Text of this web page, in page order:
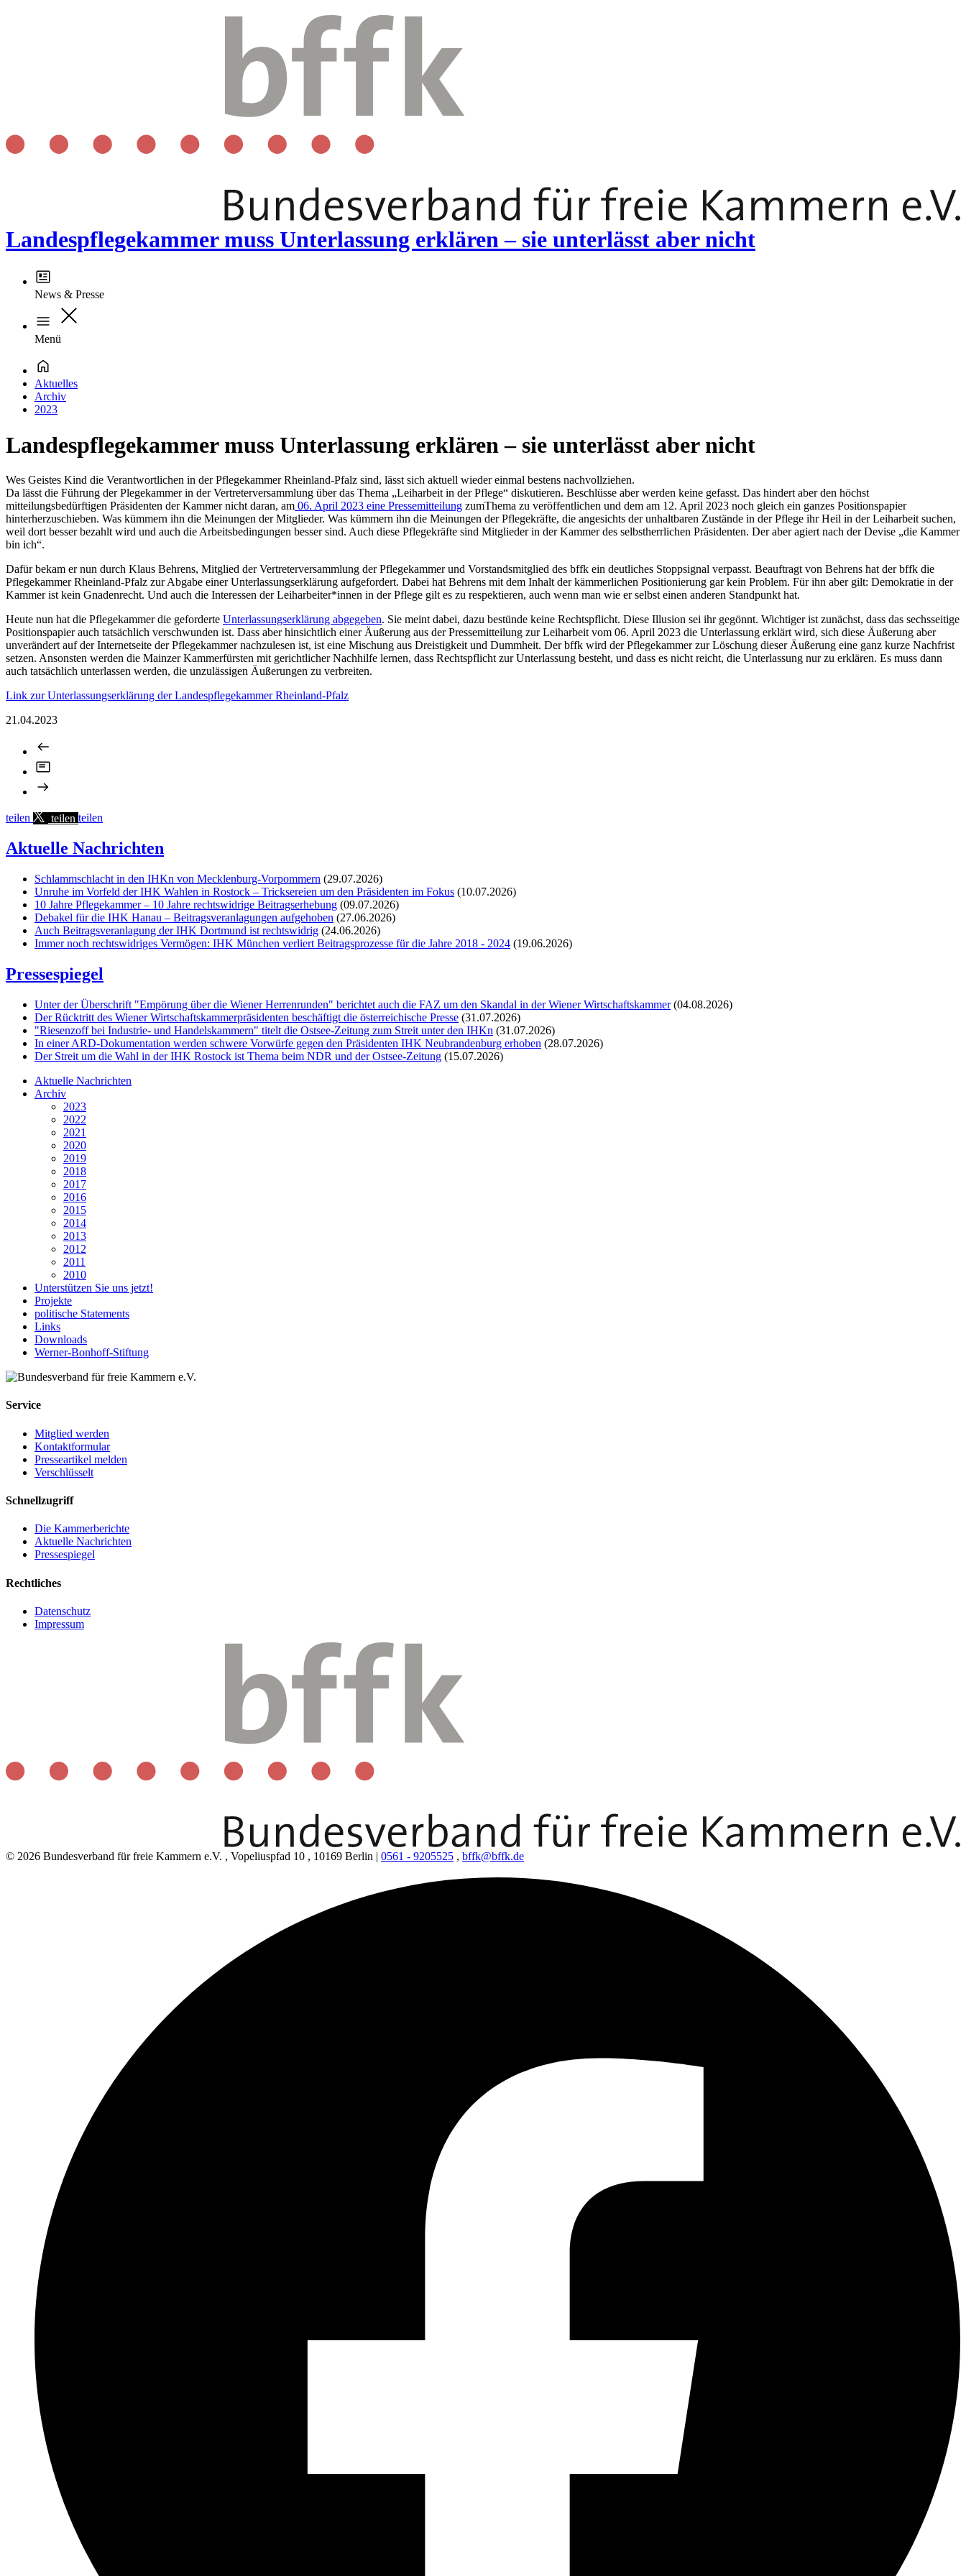
Landespflegekammer muss Unterlassung erklären – sie unterlässt aber nicht
News & Presse
Menü
Aktuelles
Archiv
2023
Landespflegekammer muss Unterlassung erklären – sie unterlässt aber nicht
Wes Geistes Kind die Verantwortlichen in der Pflegekammer Rheinland-Pfalz sind, lässt sich aktuell wieder einmal bestens nachvollziehen.
Da lässt die Führung der Plegekammer in der Vertreterversammlung über das Thema „Leiharbeit in der Pflege“ diskutieren. Beschlüsse aber werden keine gefasst. Das hindert aber den höchst
mitteilungsbedürftigen Präsidenten der Kammer nicht daran, am 06. April 2023 eine Pressemitteilung zumThema zu veröffentlichen und dem am 12. April 2023 noch gleich ein ganzes Positionspapier
hinterherzuschieben. Was kümmern ihn die Meinungen der Mitglieder. Was kümmern ihn die Meinungen der Pflegekräfte, die angesichts der unhaltbaren Zustände in der Pflege ihr Heil in der Leiharbeit suchen,
weil dort besser bezahlt wird und auch die Arbeitsbedingungen besser sind. Auch diese Pflegekräfte sind Mitglieder in der Kammer des selbstherrlichen Präsidenten. Der aber agiert nach der Devise „die Kammer
bin ich“.
Dafür bekam er nun durch Klaus Behrens, Mitglied der Vertreterversammlung der Pflegekammer und Vorstandsmitglied des bffk ein deutliches Stoppsignal verpasst. Beauftragt von Behrens hat der bffk die
Pflegekammer Rheinland-Pfalz zur Abgabe einer Unterlassungserklärung aufgefordert. Dabei hat Behrens mit dem Inhalt der kämmerlichen Positionierung gar kein Problem. Für ihn aber gilt: Demokratie in der
Kammer ist kein Gnadenrecht. Und auch die Interessen der Leiharbeiter*innen in der Pflege gilt es zu respektieren, auch wenn man wie er selbst einen anderen Standpunkt hat.
Heute nun hat die Pflegekammer die geforderte Unterlassungserklärung abgegeben. Sie meint dabei, dazu bestünde keine Rechtspflicht. Diese Illusion sei ihr gegönnt. Wichtiger ist zunächst, dass das sechsseitige
Positionspapier auch tatsächlich verschwunden ist. Dass aber hinsichtlich einer Äußerung aus der Pressemitteilung zur Leiharbeit vom 06. April 2023 die Unterlassung erklärt wird, sich diese Äußerung aber
unverändert auf der Internetseite der Pflegekammer nachzulesen ist, ist eine Mischung aus Dreistigkeit und Dummheit. Der bffk wird der Pflegekammer zur Löschung dieser Äußerung eine ganz kurze Nachfrist
setzen. Ansonsten werden die Mainzer Kammerfürsten mit gerichtlicher Nachhilfe lernen, dass Rechtspflicht zur Unterlassung besteht, und dass es nicht reicht, die Unterlassung nur zu erklären. Es muss dann
auch tatsächlich unterlassen werden, die unzulässigen Äußerungen zu verbreiten.
Link zur Unterlassungserklärung der Landespflegekammer Rheinland-Pfalz
21.04.2023
teilen teilen teilen
Aktuelle Nachrichten
Schlammschlacht in den IHKn von Mecklenburg-Vorpommern (29.07.2026)
Unruhe im Vorfeld der IHK Wahlen in Rostock – Tricksereien um den Präsidenten im Fokus (10.07.2026)
10 Jahre Pflegekammer – 10 Jahre rechtswidrige Beitragserhebung (09.07.2026)
Debakel für die IHK Hanau – Beitragsveranlagungen aufgehoben (27.06.2026)
Auch Beitragsveranlagung der IHK Dortmund ist rechtswidrig (24.06.2026)
Immer noch rechtswidriges Vermögen: IHK München verliert Beitragsprozesse für die Jahre 2018 - 2024 (19.06.2026)
Pressespiegel
Unter der Überschrift "Empörung über die Wiener Herrenrunden" berichtet auch die FAZ um den Skandal in der Wiener Wirtschaftskammer(04.08.2026)
Der Rücktritt des Wiener Wirtschaftskammerpräsidenten beschäftigt die österreichische Presse (31.07.2026)
"Riesenzoff bei Industrie- und Handelskammern" titelt die Ostsee-Zeitung zum Streit unter den IHKn (31.07.2026)
In einer ARD-Dokumentation werden schwere Vorwürfe gegen den Präsidenten IHK Neubrandenburg erhoben (28.07.2026)
Der Streit um die Wahl in der IHK Rostock ist Thema beim NDR und der Ostsee-Zeitung (15.07.2026)
Aktuelle Nachrichten
Archiv
2023
2022
2021
2020
2019
2018
2017
2016
2015
2014
2013
2012
2011
2010
Unterstützen Sie uns jetzt!
Projekte
politische Statements
Links
Downloads
Werner-Bonhoff-Stiftung
Service
Mitglied werden
Kontaktformular
Presseartikel melden
Verschlüsselt
Schnellzugriff
Die Kammerberichte
Aktuelle Nachrichten
Pressespiegel
Rechtliches
Datenschutz
Impressum
© 2026 Bundesverband für freie Kammern e.V. , Vopeliuspfad 10 , 10169 Berlin | 0561 - 9205525 , bffk@bffk.de